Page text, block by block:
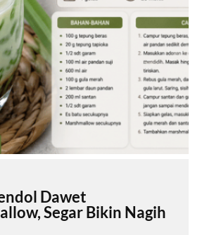
Dawet
Segar Bikin Nagih